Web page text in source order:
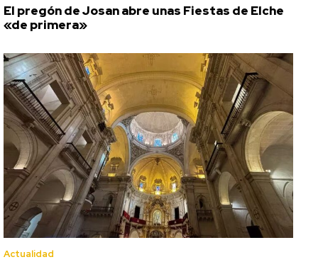
El pregón de Josan abre unas Fiestas de Elche
«de primera»
Actualidad